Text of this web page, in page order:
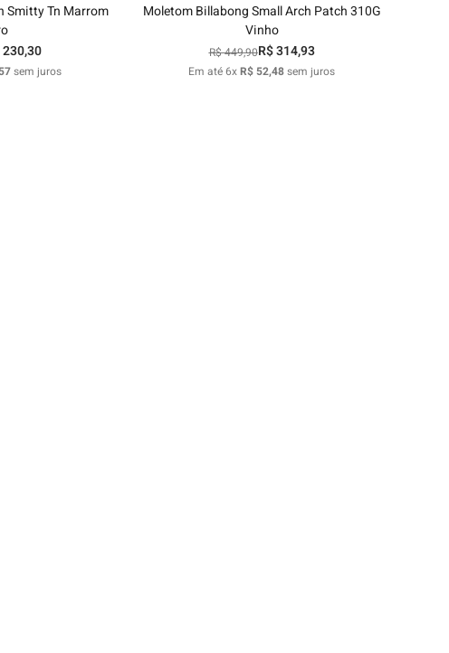
Smitty Tn Marrom
230,30
57sem juros
Moletom Billabong Small Arch Patch 310G
Vinho
R$449,90R$314,93
Em até6xR$ 52,48sem juros